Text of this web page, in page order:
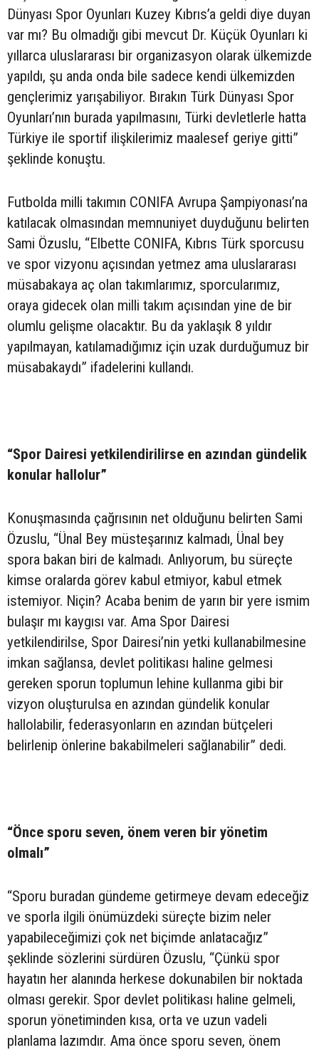
Dünyası Spor Oyunları Kuzey Kıbrıs’a geldi diye duyan
var mı? Bu olmadığı gibi mevcut Dr. Küçük Oyunları ki
yıllarca uluslararası bir organizasyon olarak ülkemizde
yapıldı, şu anda onda bile sadece kendi ülkemizden
gençlerimiz yarışabiliyor. Bırakın Türk Dünyası Spor
Oyunları’nın burada yapılmasını, Türki devletlerle hatta
Türkiye ile sportif ilişkilerimiz maalesef geriye gitti”
şeklinde konuştu.
Futbolda milli takımın CONIFA Avrupa Şampiyonası’na
katılacak olmasından memnuniyet duyduğunu belirten
Sami Özuslu, “Elbette CONIFA, Kıbrıs Türk sporcusu
ve spor vizyonu açısından yetmez ama uluslararası
müsabakaya aç olan takımlarımız, sporcularımız,
oraya gidecek olan milli takım açısından yine de bir
olumlu gelişme olacaktır. Bu da yaklaşık 8 yıldır
yapılmayan, katılamadığımız için uzak durduğumuz bir
müsabakaydı” ifadelerini kullandı.
“Spor Dairesi yetkilendirilirse en azından gündelik
konular hallolur”
Konuşmasında çağrısının net olduğunu belirten Sami
Özuslu, “Ünal Bey müsteşarınız kalmadı, Ünal bey
spora bakan biri de kalmadı. Anlıyorum, bu süreçte
kimse oralarda görev kabul etmiyor, kabul etmek
istemiyor. Niçin? Acaba benim de yarın bir yere ismim
bulaşır mı kaygısı var. Ama Spor Dairesi
yetkilendirilse, Spor Dairesi’nin yetki kullanabilmesine
imkan sağlansa, devlet politikası haline gelmesi
gereken sporun toplumun lehine kullanma gibi bir
vizyon oluşturulsa en azından gündelik konular
hallolabilir, federasyonların en azından bütçeleri
belirlenip önlerine bakabilmeleri sağlanabilir” dedi.
“Önce sporu seven, önem veren bir yönetim
olmalı”
“Sporu buradan gündeme getirmeye devam edeceğiz
ve sporla ilgili önümüzdeki süreçte bizim neler
yapabileceğimizi çok net biçimde anlatacağız”
şeklinde sözlerini sürdüren Özuslu, “Çünkü spor
hayatın her alanında herkese dokunabilen bir noktada
olması gerekir. Spor devlet politikası haline gelmeli,
sporun yönetiminden kısa, orta ve uzun vadeli
planlama lazımdır. Ama önce sporu seven, önem